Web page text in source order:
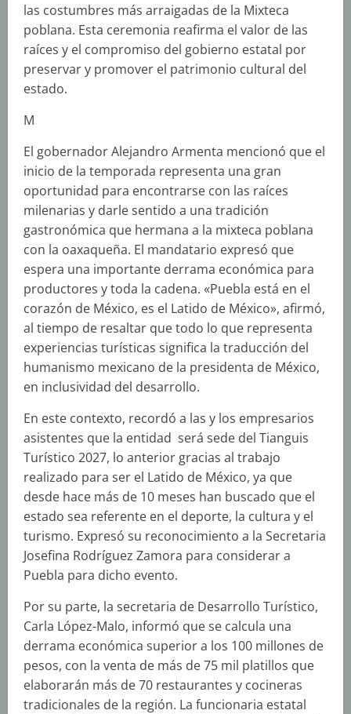
las costumbres más arraigadas de la Mixteca
poblana. Esta ceremonia reafirma el valor de las
raíces y el compromiso del gobierno estatal por
preservar y promover el patrimonio cultural del
estado.
M
El gobernador Alejandro Armenta mencionó que el
inicio de la temporada representa una gran
oportunidad para encontrarse con las raíces
milenarias y darle sentido a una tradición
gastronómica que hermana a la mixteca poblana
con la oaxaqueña. El mandatario expresó que
espera una importante derrama económica para
productores y toda la cadena. «Puebla está en el
corazón de México, es el Latido de México», afirmó,
al tiempo de resaltar que todo lo que representa
experiencias turísticas significa la traducción del
humanismo mexicano de la presidenta de México,
en inclusividad del desarrollo.
En este contexto, recordó a las y los empresarios
asistentes que la entidad será sede del Tianguis
Turístico 2027, lo anterior gracias al trabajo
realizado para ser el Latido de México, ya que
desde hace más de 10 meses han buscado que el
estado sea referente en el deporte, la cultura y el
turismo. Expresó su reconocimiento a la Secretaria
Josefina Rodríguez Zamora para considerar a
Puebla para dicho evento.
Por su parte, la secretaria de Desarrollo Turístico,
Carla López-Malo, informó que se calcula una
derrama económica superior a los 100 millones de
pesos, con la venta de más de 75 mil platillos que
elaborarán más de 70 restaurantes y cocineras
tradicionales de la región. La funcionaria estatal